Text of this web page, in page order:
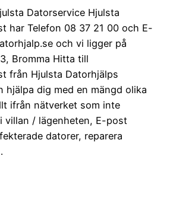
Datorservice Hjulsta
har Telefon 08 37 21 00 och E-
och vi ligger på
Bromma Hitta till
från Hjulsta Datorhjälps
hjälpa dig med en mängd olika
ifrån nätverket som inte
villan / lägenheten, E-post
datorer, reparera